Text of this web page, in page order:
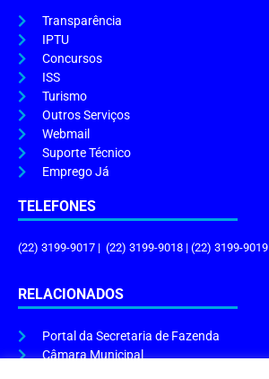
Transparência
IPTU
Concursos
ISS
Turismo
Outros Serviços
Webmail
Suporte Técnico
Emprego Já
TELEFONES
(22) 3199-9017 | (22) 3199-9018 | (22) 3199-9019
RELACIONADOS
Portal da Secretaria de Fazenda
Câmara Municipal